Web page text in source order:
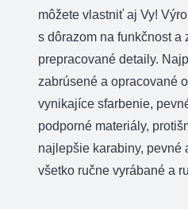
môžete vlastniť aj Vy!
s dôrazom na funkčnost a
prepracované detaily.
zabrúsené a opracované
vynikajíce sfarbenie,
podporné materiály,
najlepšie karabiny, pevné
všetko ručne vyrábané a